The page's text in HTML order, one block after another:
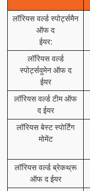
लॉरियस वर्ल्ड स्पोर्ट्समैन
ऑफ द
ईयर:
लॉरियस वर्ल्ड
स्पोर्ट्सवुमेन ऑफ द
ईयर
लॉरियस वर्ल्ड टीम ऑफ
द ईयर
लॉरियस बेस्ट स्पोर्टिंग
मोमेंट
लॉरियस वर्ल्ड ब्रेकथ्रू
ऑफ द ईयर